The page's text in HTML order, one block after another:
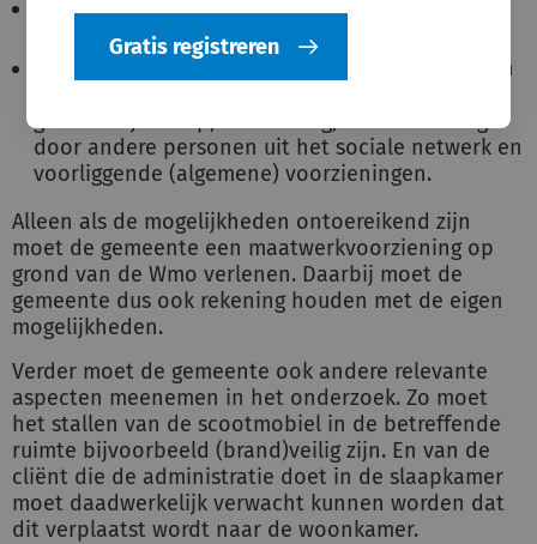
Gratis registreren
wat de aard en omvang is van de gewenste en
nodige maatschappelijke ondersteuning,
of de nodige hulp en ondersteuning kan worden
gebruikelijke hulp, mantelzorg, ondersteuning
door andere personen uit het sociale netwerk en
voorliggende (algemene) voorzieningen.
Alleen als de mogelijkheden ontoereikend zijn
moet de gemeente een maatwerkvoorziening op
grond van de Wmo verlenen. Daarbij moet de
gemeente dus ook rekening houden met de eigen
mogelijkheden.
Verder moet de gemeente ook andere relevante
aspecten meenemen in het onderzoek. Zo moet
het stallen van de scootmobiel in de betreffende
ruimte bijvoorbeeld (brand)veilig zijn. En van de
cliënt die de administratie doet in de slaapkamer
moet daadwerkelijk verwacht kunnen worden dat
dit verplaatst wordt naar de woonkamer.